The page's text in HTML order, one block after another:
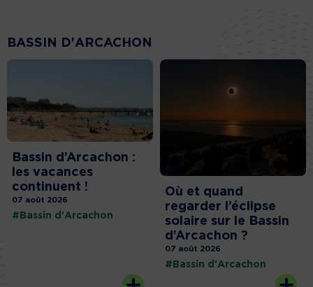
BASSIN D'ARCACHON
Bassin d’Arcachon :
les vacances
continuent !
07 août 2026
#Bassin d'Arcachon
Où et quand
regarder l’éclipse
solaire sur le Bassin
d’Arcachon ?
07 août 2026
#Bassin d'Arcachon